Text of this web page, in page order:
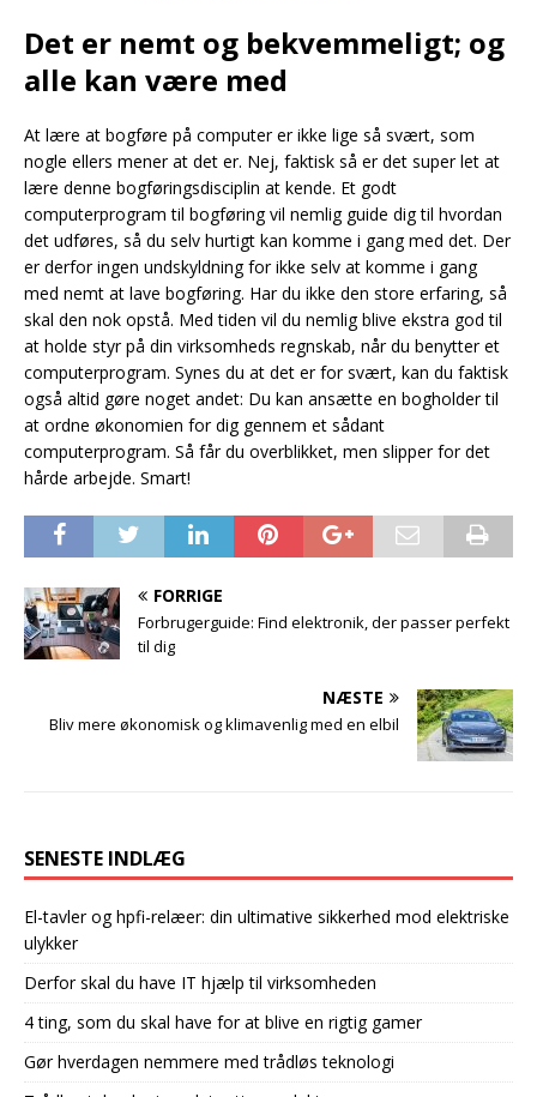
Det er nemt og bekvemmeligt; og
alle kan være med
At lære at bogføre på computer er ikke lige så svært, som
nogle ellers mener at det er. Nej, faktisk så er det super let at
lære denne bogføringsdisciplin at kende. Et godt
computerprogram til bogføring vil nemlig guide dig til hvordan
det udføres, så du selv hurtigt kan komme i gang med det. Der
er derfor ingen undskyldning for ikke selv at komme i gang
med nemt at lave bogføring. Har du ikke den store erfaring, så
skal den nok opstå. Med tiden vil du nemlig blive ekstra god til
at holde styr på din virksomheds regnskab, når du benytter et
computerprogram. Synes du at det er for svært, kan du faktisk
også altid gøre noget andet: Du kan ansætte en bogholder til
at ordne økonomien for dig gennem et sådant
computerprogram. Så får du overblikket, men slipper for det
hårde arbejde. Smart!
FORRIGE
Forbrugerguide: Find elektronik, der passer perfekt
til dig
NÆSTE
Bliv mere økonomisk og klimavenlig med en elbil
SENESTE INDLÆG
El-tavler og hpfi-relæer: din ultimative sikkerhed mod elektriske
ulykker
Derfor skal du have IT hjælp til virksomheden
4 ting, som du skal have for at blive en rigtig gamer
Gør hverdagen nemmere med trådløs teknologi